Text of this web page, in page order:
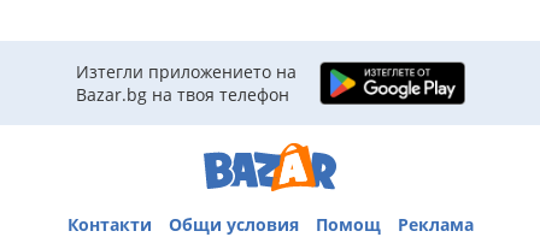
Изтегли приложението на
Bazar.bg на твоя телефон
Контакти Общи условия Помощ
Реклама